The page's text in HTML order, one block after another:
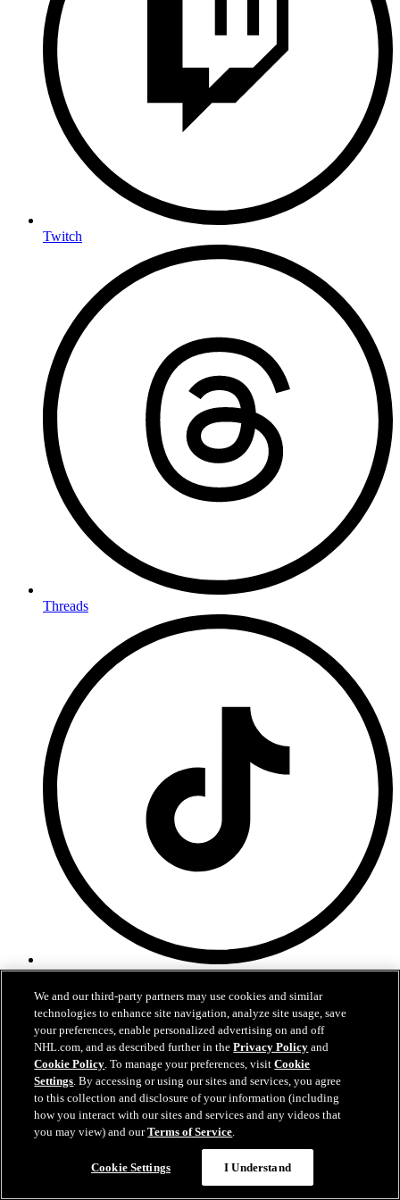
Twitch
Threads
Tiktok
Politique relative au respect de la vie privée
Gouvernance
Entente d'achat
canadiens.com est le site Web officiel du Club de hockey Canadien,
Inc.. Les Canadiens de Montréal et canadiens.com sont des marques
de commerce des Canadiens de Montréal, NHL, la marque verbale
et l'image de la coupe Stanley sont des marques de commerce
déposées et les logos NHL Shield et NHL Conference sont des
marques de commerce de la Ligue nationale de hockey. Tous les
logos et marques de la LNH ainsi que les logos et marques des
équipes de la LNH illustrés sur ce site appartiennent à la LNH et
We and our third-party partners may use cookies and similar
technologies to enhance site navigation, analyze site usage, save
your preferences, enable personalized advertising on and off
NHL.com, and as described further in thePrivacy Policy and
Cookie Policy. To manage your preferences, visitCookie
Settings. By accessing or using our sites and services, you agree
to this collection and disclosure of your information (including
how you interact with our sites and services and any videos that
you may view) and ourTerms of Service.
Cookie Settings I Understand